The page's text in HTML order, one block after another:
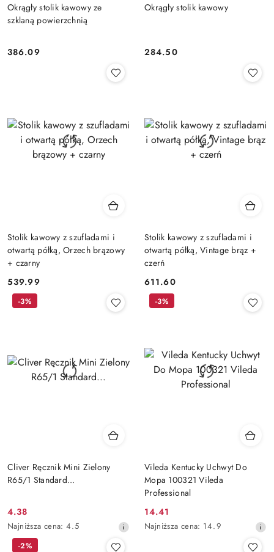
Okrągły stolik kawowy ze
szklaną powierzchnią
Cena:
386.09
Okrągły stolik kawowy
Cena:
284.50
Stolik kawowy z szufladami i
otwartą półką, Orzech brązowy
+ czarny
Cena:
539.99
Stolik kawowy z szufladami i
otwartą półką, Vintage brąz +
czerń
Cena:
611.60
Cliver Ręcznik Mini Zielony
R65/1 Standard...
Cena
promocyjna:
4.38
Najniższa
cena
Najniższa cena: 4.5
-3%
Vileda Kentucky Uchwyt Do
Mopa 100321 Vileda
Professional
Cena
promocyjna:
14.41
Najniższa
Najniższa cena: 14.9
-3%
-2%